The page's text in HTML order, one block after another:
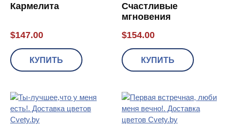
Кармелита
$147.00
КУПИТЬ
Счастливые
мгновения
$154.00
КУПИТЬ